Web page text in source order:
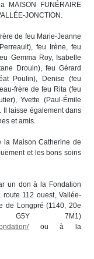
MAISON FUNÉRAIRE
JONCTION.
de feu Marie-Jeanne
feu Irène, feu
Gemma Roy, Isabelle
Drouin), feu Gérard
Poulin), Denise (feu
frère de feu Rita (feu
Yvette (Paul-Émile
Il laisse également dans
et amis.
la Maison Catherine de
et les bons soins
un don à la Fondation
112 ouest, Vallée-
de Longpré (1140, 20e
G5Y 7M1)
ou à la